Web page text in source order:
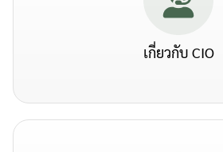
เกี่ยวกับ CIO